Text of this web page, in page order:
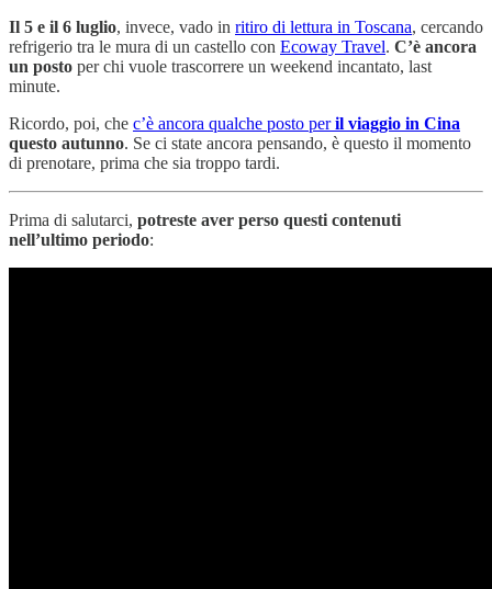
Il 5 e il 6 luglio, invece, vado in ritiro di lettura in Toscana, cercando
refrigerio tra le mura di un castello con Ecoway Travel. C’è ancora
un posto per chi vuole trascorrere un weekend incantato, last
minute.
Ricordo, poi, che c’è ancora qualche posto peril viaggio in Cina
questo autunno. Se ci state ancora pensando, è questo il momento
di prenotare, prima che sia troppo tardi.
Prima di salutarci, potreste aver perso questi contenuti
nell’ultimo periodo: